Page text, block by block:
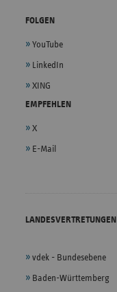
FOLGEN
YouTube
LinkedIn
XING
EMPFEHLEN
X
E-Mail
LANDESVERTRETUNGEN
vdek - Bundesebene
Baden-Württemberg